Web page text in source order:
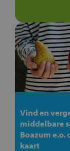
Vind en
middelbare
Boazum e.o.
kaart